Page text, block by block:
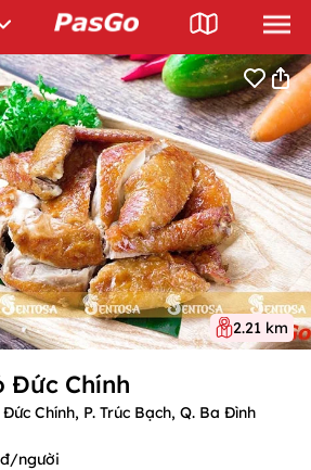
2.21 km
Đức Chính
Chính, P. Trúc Bạch, Q. Ba Đình
người